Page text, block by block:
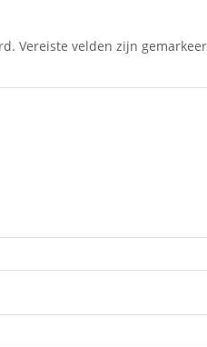
Vereiste velden zijn